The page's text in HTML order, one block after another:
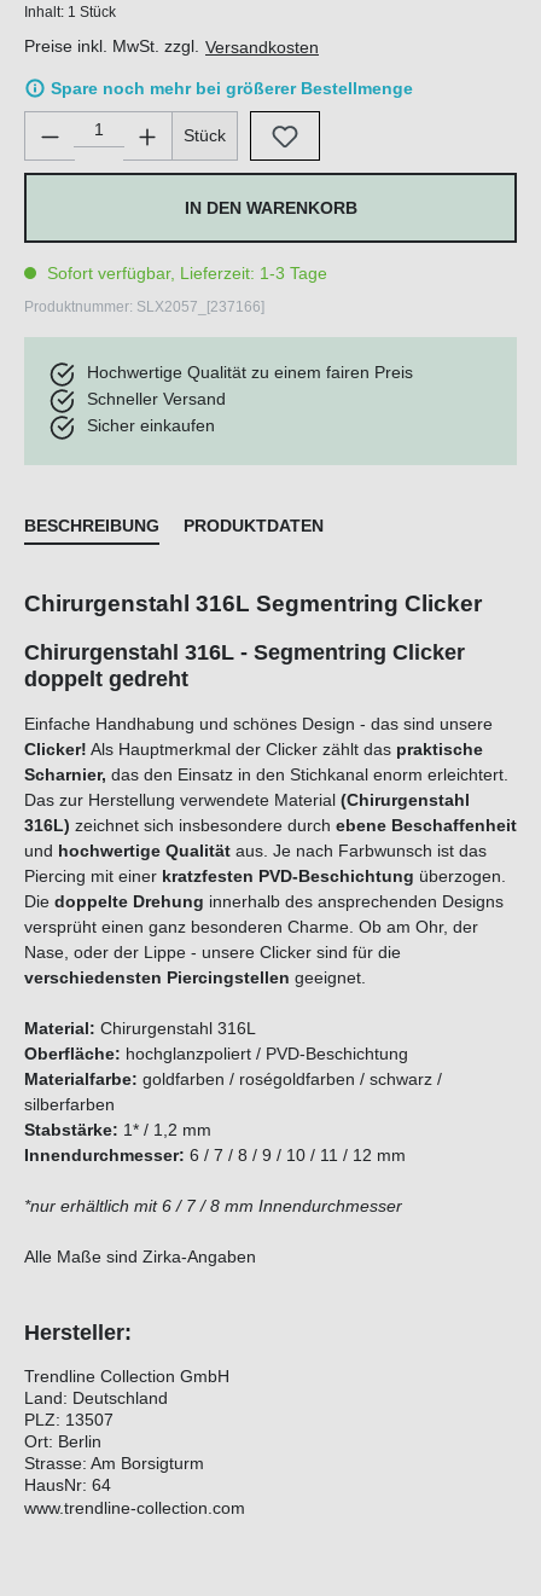
Inhalt: 1 Stück
Preise inkl. MwSt. zzgl. Versandkosten
Spare noch mehr bei größerer Bestellmenge
Produkt Anzahl: Gib den gewünschten Wert ein oder
Stück
IN DEN WARENKORB
Sofort verfügbar, Lieferzeit: 1-3 Tage
Produktnummer: SLX2057_[237166]
Hochwertige Qualität zu einem fairen Preis
Schneller Versand
Sicher einkaufen
BESCHREIBUNG PRODUKTDATEN
Chirurgenstahl 316L Segmentring Clicker
Chirurgenstahl 316L - Segmentring Clicker
doppelt gedreht
Einfache Handhabung und schönes Design - das sind unsere
Clicker! Als Hauptmerkmal der Clicker zählt das praktische
Scharnier, das den Einsatz in den Stichkanal enorm erleichtert.
Das zur Herstellung verwendete Material (Chirurgenstahl
316L) zeichnet sich insbesondere durch ebene Beschaffenheit
und hochwertige Qualität aus. Je nach Farbwunsch ist das
Piercing mit einer kratzfesten PVD-Beschichtung überzogen.
Die doppelte Drehung innerhalb des ansprechenden Designs
versprüht einen ganz besonderen Charme. Ob am Ohr, der
Nase, oder der Lippe - unsere Clicker sind für die
verschiedensten Piercingstellen geeignet.
Material: Chirurgenstahl 316L
Oberfläche: hochglanzpoliert / PVD-Beschichtung
Materialfarbe: goldfarben / roségoldfarben / schwarz /
silberfarben
Stabstärke: 1* / 1,2 mm
Innendurchmesser: 6 / 7 / 8 / 9 / 10 / 11 / 12 mm
*nur erhältlich mit 6 / 7 / 8 mm Innendurchmesser
Alle Maße sind Zirka-Angaben
Hersteller:
Trendline Collection GmbH
Land: Deutschland
PLZ: 13507
Ort: Berlin
Strasse: Am Borsigturm
HausNr: 64
www.trendline-collection.com